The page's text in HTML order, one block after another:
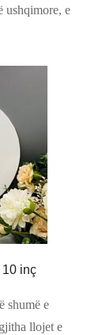
ushqimore, e
10 inç
shumë e
llojet e